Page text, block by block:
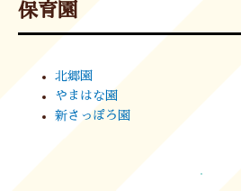
保育園
北郷園
やまはな園
新さっぽろ園